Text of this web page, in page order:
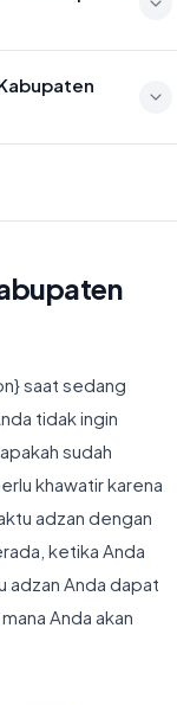
saat sedang
tidak ingin
sudah
khawatir karena
adzan dengan
ketika Anda
adzan Anda dapat
Anda akan